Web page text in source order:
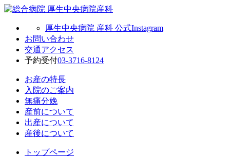
厚生中央病院 産科 公式Instagram
お問い合わせ
交通アクセス
予約受付03-3716-8124
お産の特長
入院のご案内
無痛分娩
産前について
出産について
産後について
トップページ